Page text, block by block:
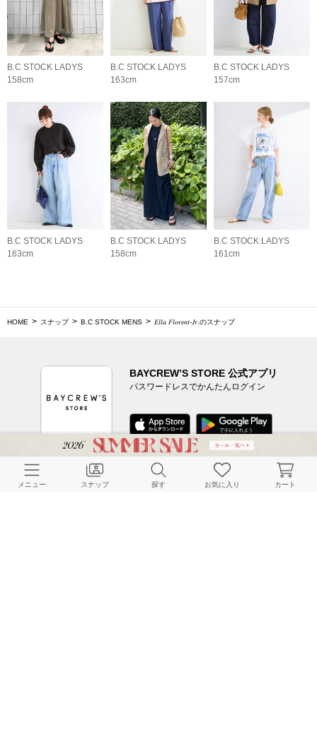
B.C STOCK LADYS
158cm
B.C STOCK LADYS
163cm
B.C STOCK LADYS
157cm
B.C STOCK LADYS
163cm
B.C STOCK LADYS
158cm
B.C STOCK LADYS
161cm
HOME スナップ B.C STOCK MENS 𝐸𝑙𝑙𝑎 𝐹𝑙𝑜𝑟𝑒𝑛𝑡-𝐽𝑟.のスナップ
BAYCREW’S STORE 公式アプリ
パスワードレスでかんたんログイン
CUSTOMER SERVICE
メニュー スナップ 探す お気に入り カート